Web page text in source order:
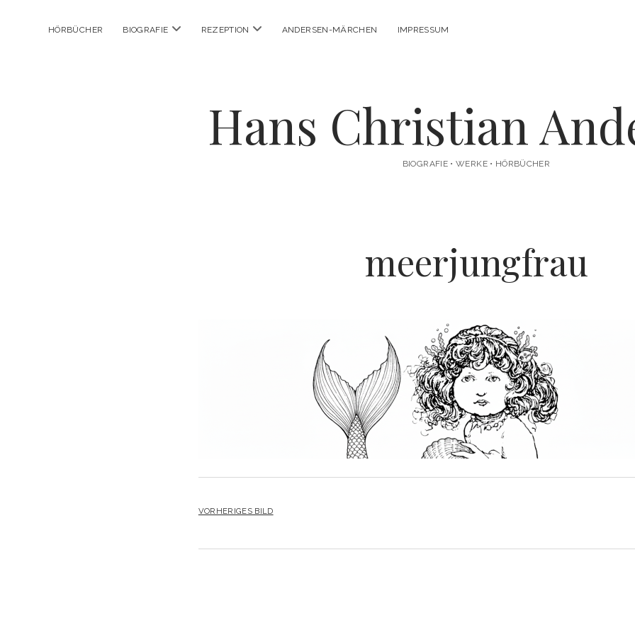
HÖRBÜCHER BIOGRAFIE Menü
REZEPTION Menü
ANDERSEN-MÄRCHEN IMPRESSUM
Hans Christian
BIOGRAFIE • WERKE • HÖRBÜCHER
meerjungfrau
VORHERIGES BILD